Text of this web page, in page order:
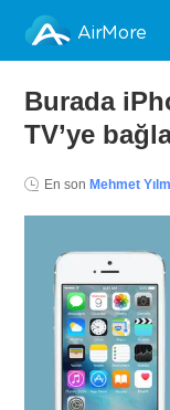
AirMore
Burada
TV’ye
En son Mehmet